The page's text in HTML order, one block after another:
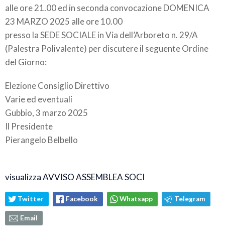
alle ore 21.00 ed in seconda convocazione DOMENICA
23 MARZO 2025 alle ore 10.00
presso la SEDE SOCIALE in Via dell’Arboreto n. 29/A
(Palestra Polivalente) per discutere il seguente Ordine
del Giorno:
Elezione Consiglio Direttivo
Varie ed eventuali
Gubbio, 3 marzo 2025
Il Presidente
Pierangelo Belbello
visualizza AVVISO ASSEMBLEA SOCI
Twitter Facebook Whatsapp Telegram
Email